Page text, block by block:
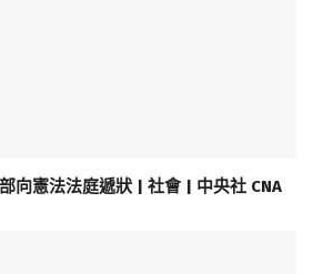
向憲法法庭遞狀 | 社會 | 中央社 CNA